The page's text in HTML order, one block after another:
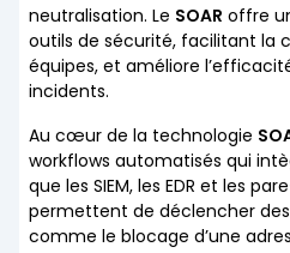
neutralisation. Le SOAR offre
outils de sécurité, facilitant la
équipes, et améliore
incidents.
Au cœur de la technologie
workflows automatisés qui
que les SIEM, les EDR et les
permettent de déclencher
comme le blocage d’une